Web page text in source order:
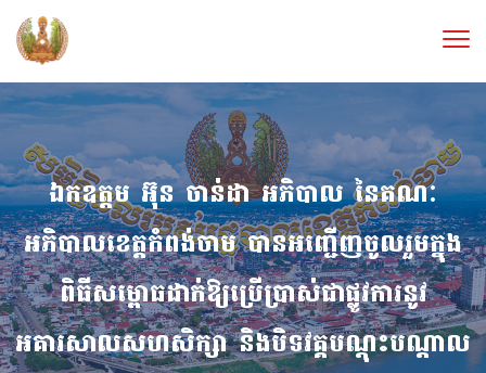
ឯកឧត្តម អ៊ុន ចាន់ដា អភិបាល នៃគណៈ
អភិបាលខេត្តកំពង់ចាម បានអញ្ជើញចូលរួមក្នុង
ពិធីសម្ពោធដាក់ឱ្យប្រើប្រាស់ជាផ្លូវការនូវ
អគារសាលសហសិក្សា និងបិទវគ្គបណ្ដុះបណ្ដាល